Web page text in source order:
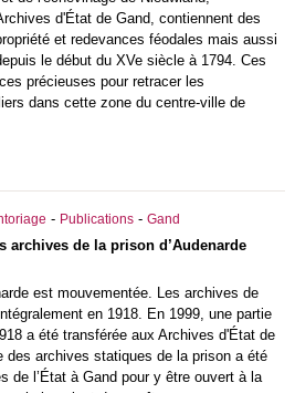
d'État de Gand, contiennent des
et redevances féodales mais aussi
le début du XVe siècle à 1794. Ces
précieuses pour retracer les
dans cette zone du centre-ville de
- Publications- Gand
archives de la prison d’Audenarde
est mouvementée. Les archives de
en 1918. En 1999, une partie
a été transférée aux Archives d'État de
des archives statiques de la prison a été
de l’État à Gand pour y être ouvert à la